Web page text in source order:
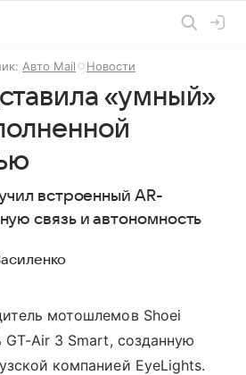
Авто Mail Новости
«умный»
встроенный AR-
связь и автономность
мотошлемов Shoei
Air 3 Smart, созданную
компанией EyeLights.